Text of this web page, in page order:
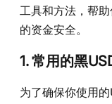
工具和方法，帮
的资金安全。
1. 常用的黑
为了确保你使用